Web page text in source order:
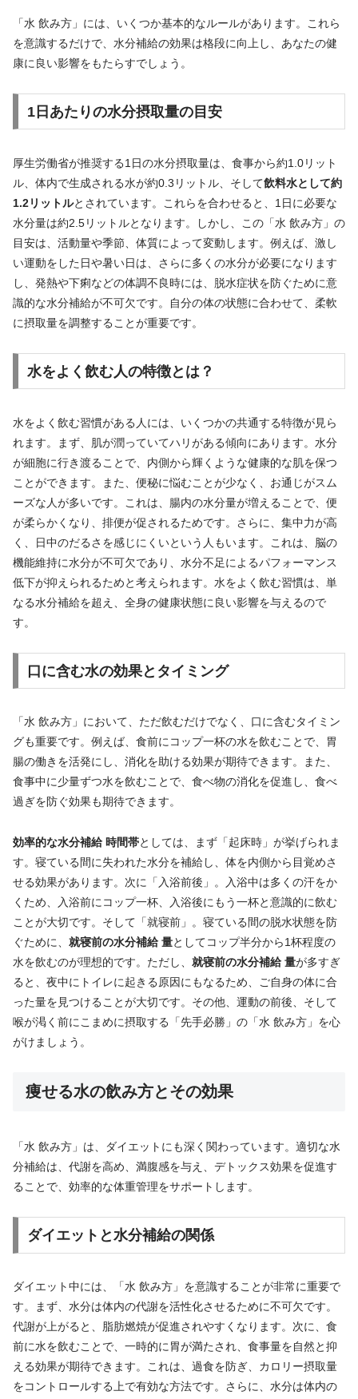
「水 飲み方」には、いくつか基本的なルールがあります。これら
を意識するだけで、水分補給の効果は格段に向上し、あなたの健
康に良い影響をもたらすでしょう。
1日あたりの水分摂取量の目安
厚生労働省が推奨する1日の水分摂取量は、食事から約1.0リット
ル、体内で生成される水が約0.3リットル、そして飲料水として約
1.2リットルとされています。これらを合わせると、1日に必要な
水分量は約2.5リットルとなります。しかし、この「水 飲み方」の
目安は、活動量や季節、体質によって変動します。例えば、激し
い運動をした日や暑い日は、さらに多くの水分が必要になります
し、発熱や下痢などの体調不良時には、脱水症状を防ぐために意
識的な水分補給が不可欠です。自分の体の状態に合わせて、柔軟
に摂取量を調整することが重要です。
水をよく飲む人の特徴とは？
水をよく飲む習慣がある人には、いくつかの共通する特徴が見ら
れます。まず、肌が潤っていてハリがある傾向にあります。水分
が細胞に行き渡ることで、内側から輝くような健康的な肌を保つ
ことができます。また、便秘に悩むことが少なく、お通じがスム
ーズな人が多いです。これは、腸内の水分量が増えることで、便
が柔らかくなり、排便が促されるためです。さらに、集中力が高
く、日中のだるさを感じにくいという人もいます。これは、脳の
機能維持に水分が不可欠であり、水分不足によるパフォーマンス
低下が抑えられるためと考えられます。水をよく飲む習慣は、単
なる水分補給を超え、全身の健康状態に良い影響を与えるので
す。
口に含む水の効果とタイミング
「水 飲み方」において、ただ飲むだけでなく、口に含むタイミン
グも重要です。例えば、食前にコップ一杯の水を飲むことで、胃
腸の働きを活発にし、消化を助ける効果が期待できます。また、
食事中に少量ずつ水を飲むことで、食べ物の消化を促進し、食べ
過ぎを防ぐ効果も期待できます。
効率的な水分補給 時間帯としては、まず「起床時」が挙げられま
す。寝ている間に失われた水分を補給し、体を内側から目覚めさ
せる効果があります。次に「入浴前後」。入浴中は多くの汗をか
くため、入浴前にコップ一杯、入浴後にもう一杯と意識的に飲む
ことが大切です。そして「就寝前」。寝ている間の脱水状態を防
ぐために、 就寝前の水分補給 量としてコップ半分から1杯程度の
水を飲むのが理想的です。ただし、 就寝前の水分補給 量が多すぎ
ると、夜中にトイレに起きる原因にもなるため、ご自身の体に合
った量を見つけることが大切です。その他、運動の前後、そして
喉が渇く前にこまめに摂取する「先手必勝」の「水 飲み方」を心
がけましょう。
痩せる水の飲み方とその効果
「水 飲み方」は、ダイエットにも深く関わっています。適切な水
分補給は、代謝を高め、満腹感を与え、デトックス効果を促進す
ることで、効率的な体重管理をサポートします。
ダイエットと水分補給の関係
ダイエット中には、「水 飲み方」を意識することが非常に重要で
す。まず、水分は体内の代謝を活性化させるために不可欠です。
代謝が上がると、脂肪燃焼が促進されやすくなります。次に、食
前に水を飲むことで、一時的に胃が満たされ、食事量を自然と抑
える効果が期待できます。これは、過食を防ぎ、カロリー摂取量
をコントロールする上で有効な方法です。さらに、水分は体内の